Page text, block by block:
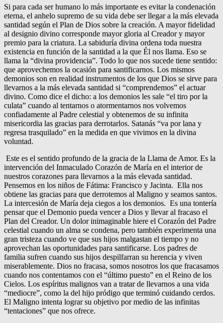
Si para cada ser humano lo más importante es evitar la condenación
eterna, el anhelo supremo de su vida debe ser llegar a la más elevada
santidad según el Plan de Dios sobre la creación. A mayor fidelidad
al designio divino corresponde mayor gloria al Creador y mayor
premio para la criatura. La sabiduría divina ordena toda nuestra
existencia en función de la santidad a la que Él nos llama. Eso se
llama la “divina providencia”. Todo lo que nos sucede tiene sentido:
que aprovechemos la ocasión para santificarnos. Los mismos
demonios son en realidad instrumentos de los que Dios se sirve para
llevarnos a la más elevada santidad si “comprendemos” el actuar
divino. Como dice el dicho: a los demonios les sale “el tiro por la
culata” cuando al tentarnos o atormentarnos nos volvemos
confiadamente al Padre celestial y obtenemos de su infinita
misericordia las gracias para derrotarlos. Satanás “va por lana y
regresa trasquilado” en la medida en que vivimos en la divina
voluntad.
Este es el sentido profundo de la gracia de la Llama de Amor. Es la
intervención del Inmaculado Corazón de María en el interior de
nuestros corazones para llevarnos a la más elevada santidad.
Pensemos en los niños de Fátima: Francisco y Jacinta. Ella nos
obtiene las gracias para que derrotemos al Maligno y seamos santos.
La intercesión de María deja ciegos a los demonios. Es una tontería
pensar que el Demonio pueda vencer a Dios y llevar al fracaso el
Plan del Creador. Un dolor inimaginable hiere el Corazón del Padre
celestial cuando un alma se condena, pero también experimenta una
gran tristeza cuando ve que sus hijos malgastan el tiempo y no
aprovechan las oportunidades para santificarse. Los padres de
familia sufren cuando sus hijos despilfarran su herencia y viven
miserablemente. Dios no fracasa, somos nosotros los que fracasamos
cuando nos contentamos con el “último puesto” en el Reino de los
Cielos. Los espíritus malignos van a tratar de llevarnos a una vida
“mediocre”, como la del hijo pródigo que terminó cuidando cerdos.
El Maligno intenta lograr su objetivo por medio de las infinitas
“tentaciones” que nos ofrece.